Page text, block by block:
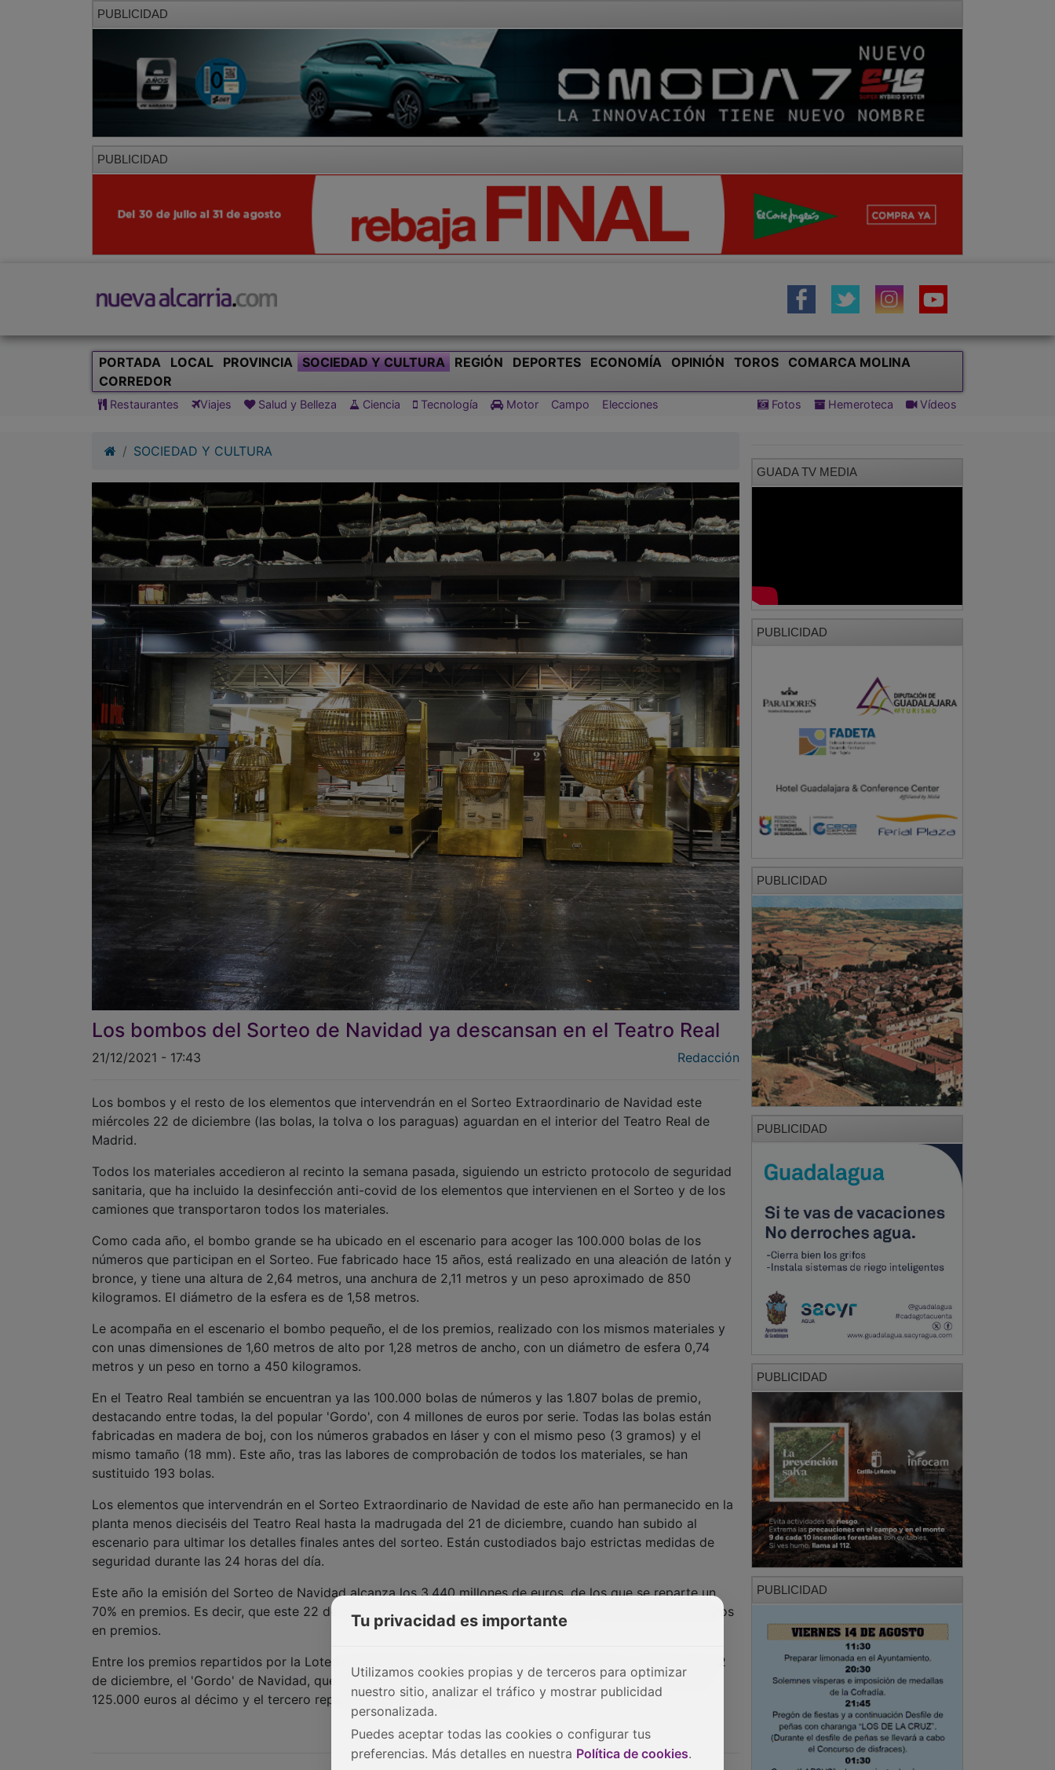
PUBLICIDAD
PUBLICIDAD
PORTADA LOCAL PROVINCIA SOCIEDAD Y CULTURA REGIÓN DEPORTES ECONOMÍA OPINIÓN TOROS
COMARCA MOLINA
CORREDOR
Restaurantes Viajes Salud y Belleza Ciencia Tecnología Motor Campo Elecciones Fotos Hemeroteca Vídeos
SOCIEDAD Y CULTURA
Los bombos del Sorteo de Navidad ya descansan en el Teatro Real
21/12/2021 - 17:43 Redacción
Los bombos y el resto de los elementos que intervendrán en el Sorteo Extraordinario de Navidad este
miércoles 22 de diciembre (las bolas, la tolva o los paraguas) aguardan en el interior del Teatro Real de
Madrid.
Todos los materiales accedieron al recinto la semana pasada, siguiendo un estricto protocolo de seguridad
sanitaria, que ha incluido la desinfección anti-covid de los elementos que intervienen en el Sorteo y de los
camiones que transportaron todos los materiales.
Como cada año, el bombo grande se ha ubicado en el escenario para acoger las 100.000 bolas de los
números que participan en el Sorteo. Fue fabricado hace 15 años, está realizado en una aleación de latón y
bronce, y tiene una altura de 2,64 metros, una anchura de 2,11 metros y un peso aproximado de 850
kilogramos. El diámetro de la esfera es de 1,58 metros.
Le acompaña en el escenario el bombo pequeño, el de los premios, realizado con los mismos materiales y
con unas dimensiones de 1,60 metros de alto por 1,28 metros de ancho, con un diámetro de esfera 0,74
metros y un peso en torno a 450 kilogramos.
En el Teatro Real también se encuentran ya las 100.000 bolas de números y las 1.807 bolas de premio,
destacando entre todas, la del popular 'Gordo', con 4 millones de euros por serie. Todas las bolas están
fabricadas en madera de boj, con los números grabados en láser y con el mismo peso (3 gramos) y el
mismo tamaño (18 mm). Este año, tras las labores de comprobación de todos los materiales, se han
sustituido 193 bolas.
Los elementos que intervendrán en el Sorteo Extraordinario de Navidad de este año han permanecido en la
planta menos dieciséis del Teatro Real hasta la madrugada del 21 de diciembre, cuando han subido al
escenario para ultimar los detalles finales antes del sorteo. Están custodiados bajo estrictas medidas de
seguridad durante las 24 horas del día.
Este año la emisión del Sorteo de Navidad alcanza los 3.440 millones de euros, de los que se reparte un
70% en premios. Es decir, que este 22 de diciembre el Sorteo de Navidad repartirá 2.408 millones de euros
en premios.
Entre los premios repartidos por la Lotería de Navidad, destaca el premio más esperado la mañana del 22
de diciembre, el 'Gordo' de Navidad, que repartirá 400.000 euros al décimo. El segundo premio será de
125.000 euros al décimo y el tercero repartirá 50.000 euros al décimo.
GUADA TV MEDIA
PUBLICIDAD
PUBLICIDAD
PUBLICIDAD
PUBLICIDAD
PUBLICIDAD
Tu privacidad es importante
Utilizamos cookies propias y de terceros para optimizar
nuestro sitio, analizar el tráfico y mostrar publicidad
personalizada.
Puedes aceptar todas las cookies o configurar tus
preferencias. Más detalles en nuestra Política de cookies.